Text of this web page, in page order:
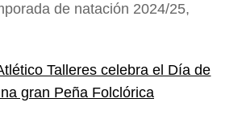
de natación 2024/25,
Talleres celebra el Día de
gran Peña Folclórica